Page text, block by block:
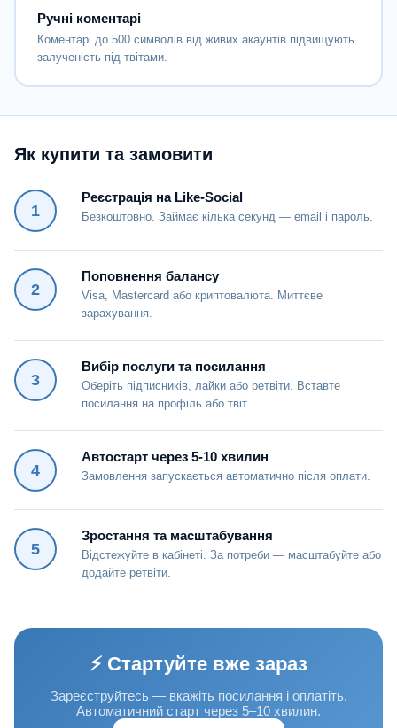
Ручні коментарі
Коментарі до 500 символів від живих акаунтів підвищують
залученість під твітами.
Як купити та замовити
1
Реєстрація на Like-Social
Безкоштовно. Займає кілька секунд — email і пароль.
2
Поповнення балансу
Visa, Mastercard або криптовалюта. Миттєве
зарахування.
3
Вибір послуги та посилання
Оберіть підписників, лайки або ретвіти. Вставте
посилання на профіль або твіт.
4
Автостарт через 5-10 хвилин
Замовлення запускається автоматично після оплати.
5
Зростання та масштабування
Відстежуйте в кабінеті. За потреби — масштабуйте або
додайте ретвіти.
⚡ Стартуйте вже зараз
Зареєструйтесь — вкажіть посилання і оплатіть.
Автоматичний старт через 5–10 хвилин.